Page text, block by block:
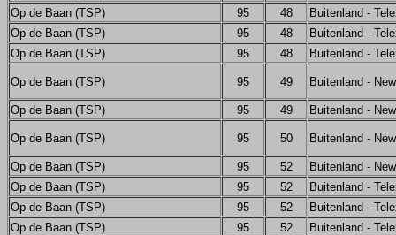
Op de Baan (TSP)
95 48
Buitenland -
Op de Baan (TSP)
95 48
Buitenland -
Op de Baan (TSP)
95 48 Buitenland -
Op de Baan (TSP) 95 49 Buitenland -
Op de Baan (TSP) 95 49 Buitenland -
Op de Baan (TSP) 95 50 Buitenland -
Op de Baan (TSP) 95 52
Buitenland -
Op de Baan (TSP)
95 52
Buitenland -
Op de Baan (TSP)
95 52
Buitenland -
Op de Baan (TSP)
95 52 Buitenland -